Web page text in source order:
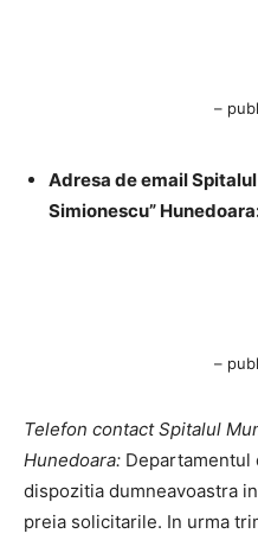
–
Adresa de email
Simionescu”
–
Telefon contact Spitalul
Hunedoara: Departamentul
dispozitia dumneavoastra
preia solicitarile. In urma